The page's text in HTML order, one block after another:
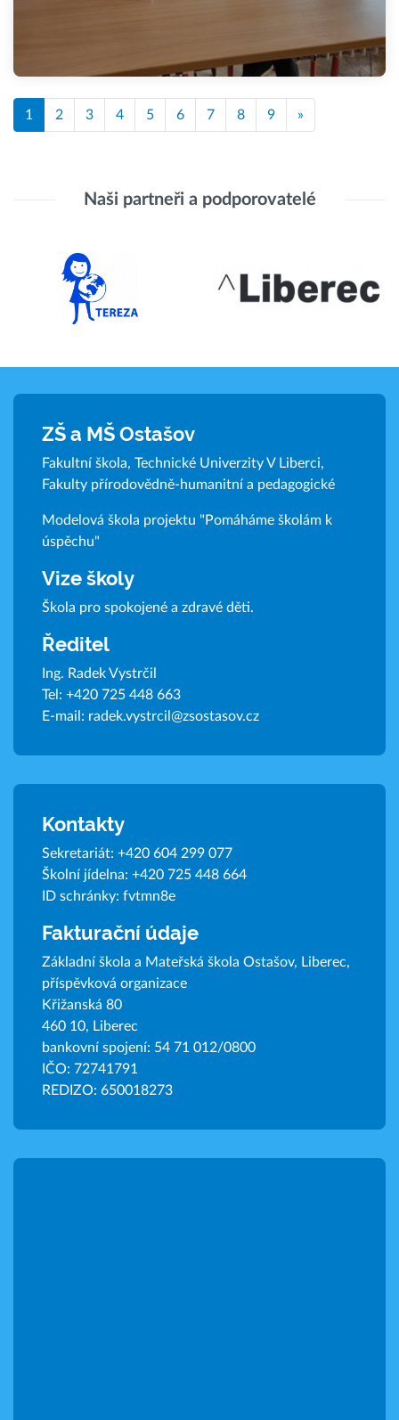
1 2 3 4 5 6 7 8 9 »
Naši partneři a podporovatelé
ZŠ a MŠ Ostašov
Fakultní škola, Technické Univerzity V Liberci,
Fakulty přírodovědně-humanitní a pedagogické
Modelová škola projektu "Pomáháme školám k
úspěchu"
Vize školy
Škola pro spokojené a zdravé děti.
Ředitel
Ing. Radek Vystrčil
Tel: +420 725 448 663
E-mail: radek.vystrcil@zsostasov.cz
Kontakty
Sekretariát: +420 604 299 077
Školní jídelna: +420 725 448 664
ID schránky: fvtmn8e
Fakturační údaje
Základní škola a Mateřská škola Ostašov, Liberec,
příspěvková organizace
Křižanská 80
460 10, Liberec
bankovní spojení: 54 71 012/0800
IČO: 72741791
REDIZO: 650018273